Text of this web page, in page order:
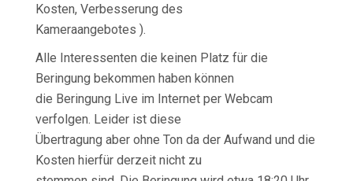
Kosten, Verbesserung des
Kameraangebotes ).
Alle Interessenten die keinen Platz für die
Beringung bekommen haben können
die Beringung Live im Internet per Webcam
verfolgen. Leider ist diese
Übertragung aber ohne Ton da der Aufwand und die
Kosten hierfür derzeit nicht zu